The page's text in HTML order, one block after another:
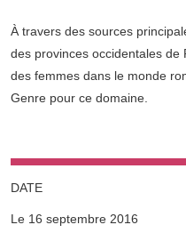
À travers des sources
des provinces occidentales de
des femmes dans le monde
Genre pour ce domaine.
DATE
Le 16 septembre 2016